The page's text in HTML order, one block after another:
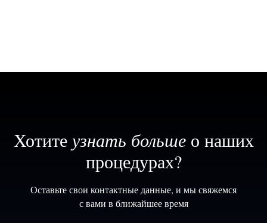
Хотите узнать большео наших
процедурах?
Оставьте свои контактные данные, и мы свяжемся
с вами в ближайшее время